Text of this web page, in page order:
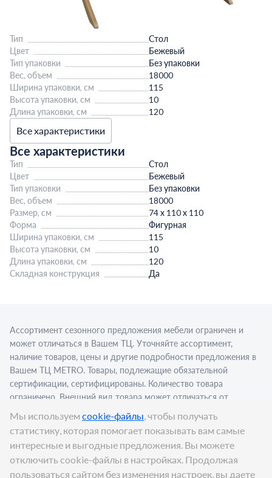
Тип
Стол
Цвет
Бежевый
Тип упаковки
Без упаковки
Вес, объем
18000
Ширина упаковки, см
115
Высота упаковки, см
10
Длина упаковки, см
120
Все характеристики
Все характеристики
Тип
Стол
Цвет
Бежевый
Тип упаковки
Без упаковки
Вес, объем
18000
Размер, см
74 х 110 х 110
Форма
Фигурная
Ширина упаковки, см
115
Высота упаковки, см
10
Длина упаковки, см
120
Складная конструкция
Да
Цена: 9 999
Ассортимент сезонного предложения мебели ограничен и
может отличаться в Вашем ТЦ. Уточняйте ассортимент,
наличие товаров, цены и другие подробности предложения в
Вашем ТЦ МЕТRО. Товары, подлежащие обязательной
сертификации, сертифицированы. Количество товара
ограничено. Внешний вид товара может отличаться от
изображения в рекламном материале. Для приобретения
алкогольной продукции для последующей реализации
требуется алкогольная лицензия. Представлен пример
сервировки в стационарном торговом объекте.
Мы используем cookie-файлы, чтобы получать
статистику, которая помогает показывать вам самые
интересные и выгодные предложения. Вы можете
отключить cookie-файлы в настройках. Продолжая
пользоваться сайтом без изменения настроек, вы даете